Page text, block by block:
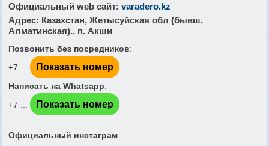
Официальный web сайт: varadero.kz
Адрес: Казахстан, Жетысуйская обл (бывш.
Алматинская)., п. Акши
Позвонить без посредников:
+7 ...
Показать номер
Написать на Whatsapp:
+7 ...
Показать номер
Официальный инстаграм